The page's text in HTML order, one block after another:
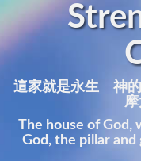
這家就是永生 神的
摩
The house of God,
God, the pillar